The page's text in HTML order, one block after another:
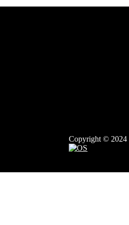
Copyright © 2024